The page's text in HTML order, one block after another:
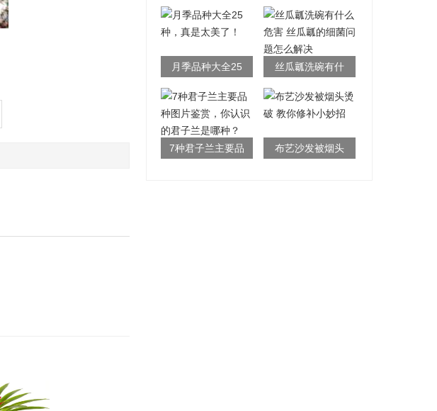
10句话 婆婆听完
整个人都懵了
少都请进
月季品种大全25
了！
丝瓜瓤洗碗有什
么危害 丝瓜瓤的
细菌问题怎么解
7种君子兰主要品
布艺沙发被烟头